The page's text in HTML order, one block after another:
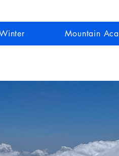
Mountain